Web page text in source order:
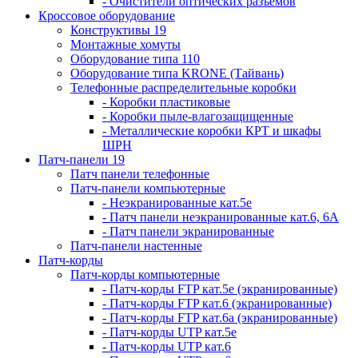
Кроссовое оборудование
Конструктивы 19
Монтажные хомуты
Оборудование типа 110
Оборудование типа KRONE (Тайвань)
Телефонные распределительные коробки
- Коробки пластиковые
- Коробки пыле-влагозащищенные
- Металлические коробки КРТ и шкафы
ШРН
Патч-панели 19
Патч панели телефонные
Патч-панели компьютерные
- Неэкранированные кат.5е
- Патч панели неэкранированные кат.6, 6А
- Патч панели экранированные
Патч-панели настенные
Патч-корды
Патч-корды компьютерные
- Патч-корды FTP кат.5е (экранированные)
- Патч-корды FTP кат.6 (экранированные)
- Патч-корды FTP кат.6а (экранированные)
- Патч-корды UTP кат.5е
- Патч-корды UTP кат.6